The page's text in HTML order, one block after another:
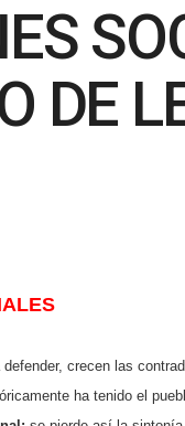
DE
crecen las
ha tenido el